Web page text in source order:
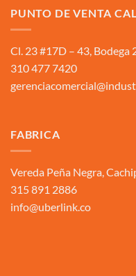
PUNTO DE VENTA
Cl. 23 #17D – 43, Bodega
310 477 7420
FABRICA
Vereda Peña Negra,
315 891 2886
info@uberlink.co